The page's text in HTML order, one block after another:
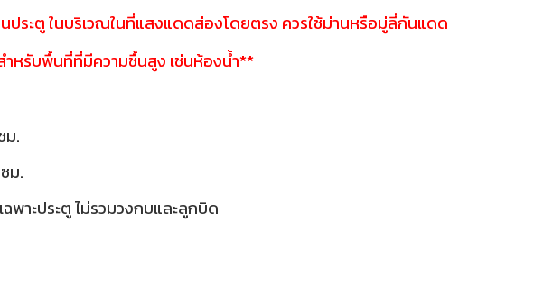
ระตู ในบริเวณในที่แสงแดดส่องโดยตรง ควรใช้ม่านหรือมู่ลี่กันแดด
สำหรับพื้นที่ที่มีความชื้นสูง เช่นห้องน้ำ**
ม.
ม.
พาะประตู ไม่รวมวงกบและลูกบิด